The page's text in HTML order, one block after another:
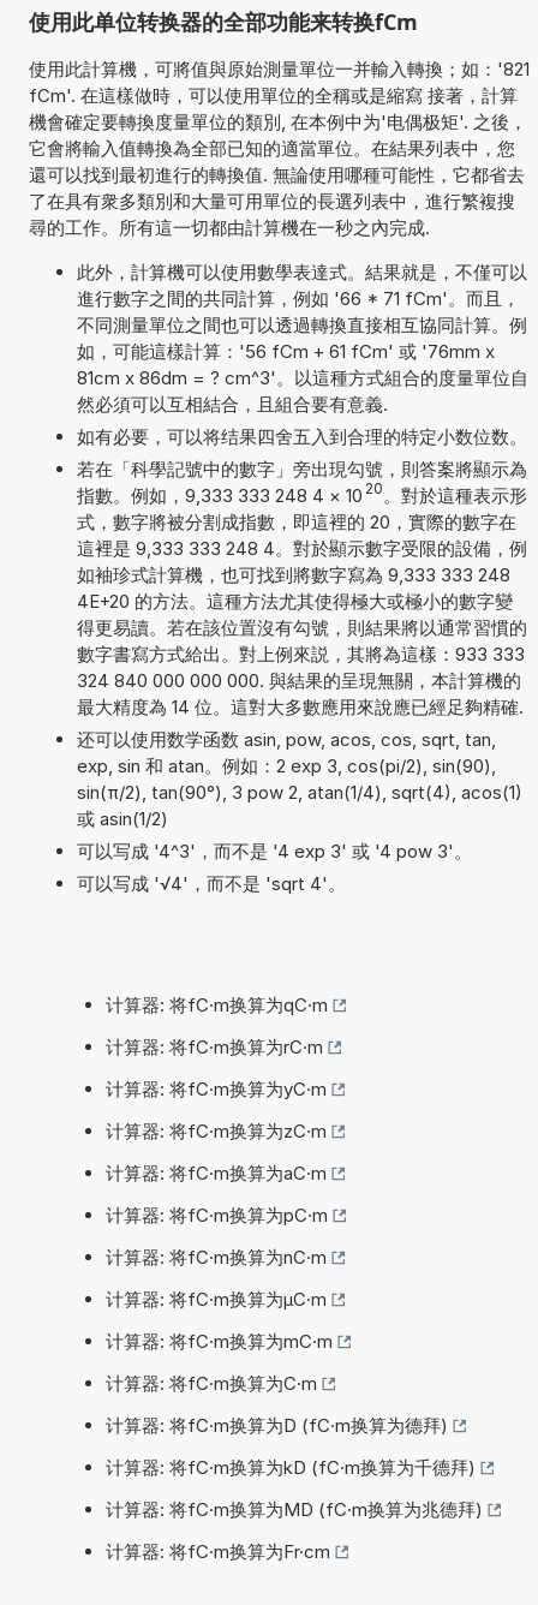
使用此单位转换器的全部功能来转换fCm
使用此計算機，可將值與原始測量單位一并輸入轉換；如：'821
fCm'. 在這樣做時，可以使用單位的全稱或是縮寫 接著，計算
機會確定要轉換度量單位的類別, 在本例中为'电偶极矩'. 之後，
它會將輸入值轉換為全部已知的適當單位。在結果列表中，您
還可以找到最初進行的轉換值. 無論使用哪種可能性，它都省去
了在具有衆多類別和大量可用單位的長選列表中，進行繁複搜
尋的工作。所有這一切都由計算機在一秒之內完成.
此外，計算機可以使用數學表達式。結果就是，不僅可以
進行數字之間的共同計算，例如 '66 * 71 fCm'。而且，
不同測量單位之間也可以透過轉換直接相互協同計算。例
如，可能這樣計算：'56 fCm + 61 fCm' 或 '76mm x
81cm x 86dm = ? cm^3'。以這種方式組合的度量單位自
然必須可以互相結合，且組合要有意義.
如有必要，可以将结果四舍五入到合理的特定小数位数。
若在「科學記號中的數字」旁出現勾號，則答案將顯示為
指數。例如，9,333 333 248 4 × 10 20 。對於這種表示形
式，數字將被分割成指數，即這裡的 20，實際的數字在
這裡是 9,333 333 248 4。對於顯示數字受限的設備，例
如袖珍式計算機，也可找到將數字寫為 9,333 333 248
4E+20 的方法。這種方法尤其使得極大或極小的數字變
得更易讀。若在該位置沒有勾號，則結果將以通常習慣的
數字書寫方式給出。對上例來説，其將為這樣：933 333
324 840 000 000 000. 與結果的呈現無關，本計算機的
最大精度為 14 位。這對大多數應用來說應已經足夠精確.
还可以使用数学函数 asin, pow, acos, cos, sqrt, tan,
exp, sin 和 atan。例如：2 exp 3, cos(pi/2), sin(90),
sin(π/2), tan(90°), 3 pow 2, atan(1/4), sqrt(4), acos(1)
或 asin(1/2)
可以写成 '4^3'，而不是 '4 exp 3' 或 '4 pow 3'。
可以写成 '√4'，而不是 'sqrt 4'。
计算器: 将fC·m换算为qC·m
计算器: 将fC·m换算为rC·m
计算器: 将fC·m换算为yC·m
计算器: 将fC·m换算为zC·m
计算器: 将fC·m换算为aC·m
计算器: 将fC·m换算为pC·m
计算器: 将fC·m换算为nC·m
计算器: 将fC·m换算为µC·m
计算器: 将fC·m换算为mC·m
计算器: 将fC·m换算为C·m
计算器: 将fC·m换算为D (fC·m换算为德拜)
计算器: 将fC·m换算为kD (fC·m换算为千德拜)
计算器: 将fC·m换算为MD (fC·m换算为兆德拜)
计算器: 将fC·m换算为Fr·cm